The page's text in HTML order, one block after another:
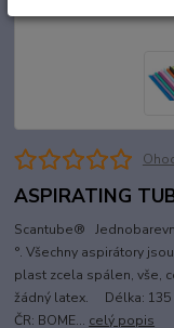
ASPIRATING
Scantube®
°. Všechny aspirátory
plast zcela spálen, vše,
žádný latex. Délka: 135
ČR: BOME... celý popis